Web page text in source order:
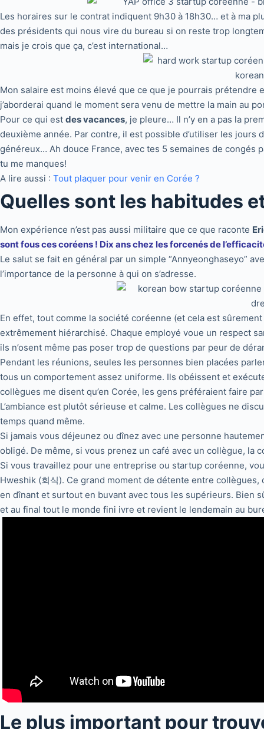
Les horaires sur le contrat indiquent 9h30 à 18h30… et à ma
des présidents qui nous vire du bureau si on reste trop
mais je crois que ça, c’est international…
Mon salaire est moins élevé que ce que je pourrais prétendre
j’aborderai quand le moment sera venu de mettre la main au
Pour ce qui est des vacances, je pleure… Il n’y en a pas la
deuxième année. Par contre, il est possible d’utiliser les jours
généreux… Ah douce France, avec tes 5 semaines de
tu me manques!
A lire aussi : Tout plaquer pour venir en Corée ?
Quelles sont les habitudes
Mon expérience n’est pas aussi militaire que ce que raconte
sont fous ces coréens ! Dix ans chez les forcenés de
Le salut se fait en général par un simple “Annyeonghaseyo”
l’importance de la personne à qui on s’adresse.
En effet, tout comme la société coréenne (et cela est
extrêmement hiérarchisé. Chaque employé voue un respect
ils n’osent même pas poser trop de questions par peur de
Pendant les réunions, seules les personnes bien placées
tous un comportement assez uniforme. Ils obéissent et
collègues me disent qu’en Corée, les gens préféraient faire
L’ambiance est plutôt sérieuse et calme. Les collègues ne
temps quand même.
Si jamais vous déjeunez ou dînez avec une personne
obligé. De même, si vous prenez un café avec un collègue, la
Si vous travaillez pour une entreprise ou startup coréenne,
Hweshik (회식). Ce grand moment de détente entre
en dînant et surtout en buvant avec tous les supérieurs. Bien
et au final tout le monde fini ivre et revient le lendemain au
Le plus important pour